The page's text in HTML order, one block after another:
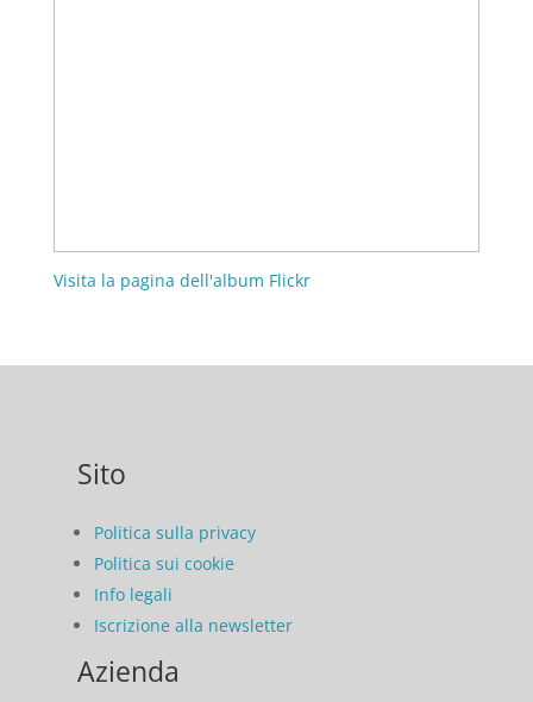
Visita la pagina dell'album Flickr
Sito
Politica sulla privacy
Politica sui cookie
Info legali
Iscrizione alla newsletter
Azienda